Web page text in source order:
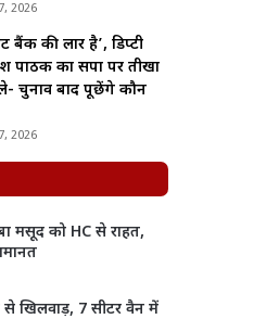
2026
बैंक की लार है’, डिप्टी
पाठक का सपा पर तीखा
चुनाव बाद पूछेंगे कौन
2026
मसूद को HC से राहत,
खिलवाड़, 7 सीटर वैन में